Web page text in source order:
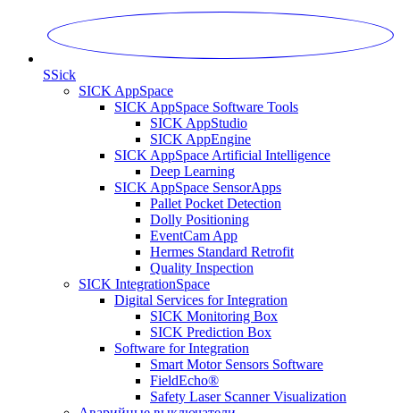
SSick
SICK AppSpace
SICK AppSpace Software Tools
SICK AppStudio
SICK AppEngine
SICK AppSpace Artificial Intelligence
Deep Learning
SICK AppSpace SensorApps
Pallet Pocket Detection
Dolly Positioning
EventCam App
Hermes Standard Retrofit
Quality Inspection
SICK IntegrationSpace
Digital Services for Integration
SICK Monitoring Box
SICK Prediction Box
Software for Integration
Smart Motor Sensors Software
FieldEcho®
Safety Laser Scanner Visualization